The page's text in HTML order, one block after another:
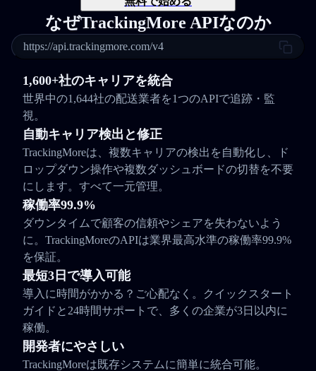
なぜTrackingMore APIなのか
https://api.trackingmore.com/v4
1,600+社のキャリアを統合
世界中の1,644社の配送業者を1つのAPIで追跡・監
視。
自動キャリア検出と修正
TrackingMoreは、複数キャリアの検出を自動化し、ド
ロップダウン操作や複数ダッシュボードの切替を不要
にします。すべて一元管理。
稼働率99.9%
ダウンタイムで顧客の信頼やシェアを失わないよう
に。TrackingMoreのAPIは業界最高水準の稼働率99.9%
を保証。
最短3日で導入可能
導入に時間がかかる？ご心配なく。クイックスタート
ガイドと24時間サポートで、多くの企業が3日以内に
稼働。
開発者にやさしい
TrackingMoreは既存システムに簡単に統合可能。